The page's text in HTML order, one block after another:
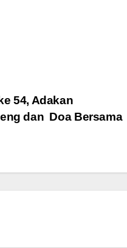
54, Adakan
dan Doa Bersama